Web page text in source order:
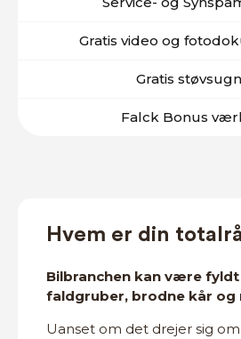
Gratis video og
Gratis
Falck Bonus
Hvem er din
Bilbranchen kan være
faldgruber, brodne kår og
Uanset om det drejer sig